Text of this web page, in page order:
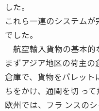
した。
これら一連のシステム
でした。
航空輸入貨物の基本的
まずアジア地区の荷主
倉庫で、貨物をパレッ
ちをかけ、通関を切 って
欧州では、フラ ンスの